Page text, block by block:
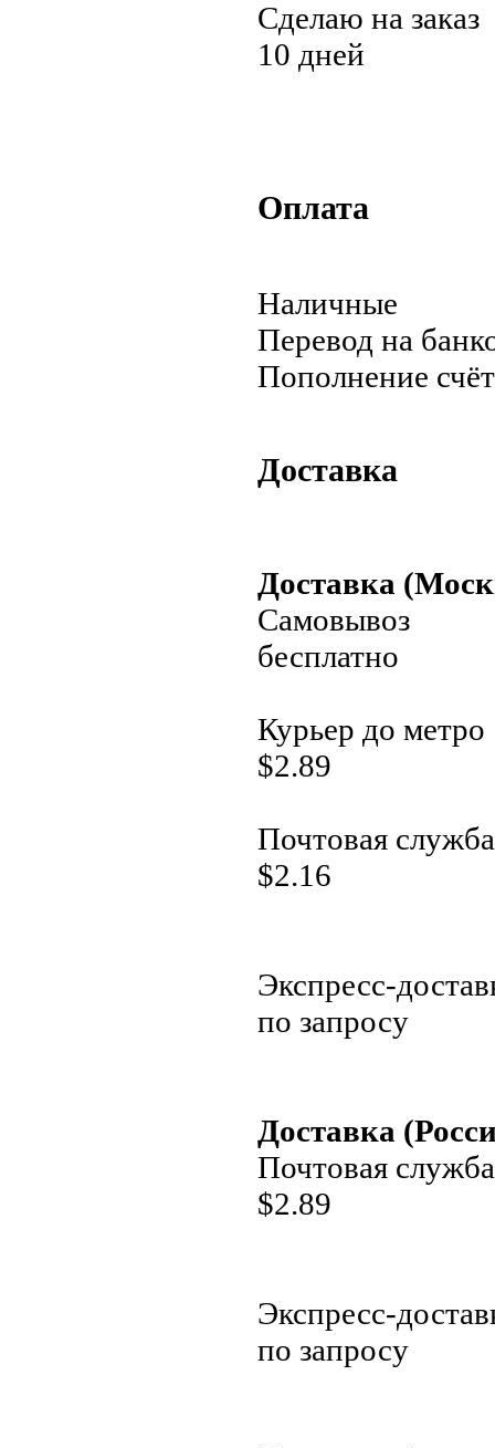
Сделаю на заказ
10 дней
Оплата
Наличные
Перевод на
Пополнение
Доставка
Доставка
Самовывоз
бесплатно
Курьер до метро
$2.89
Почтовая служба
$2.16
Экспресс-
по запросу
Доставка
Почтовая служба
$2.89
Экспресс-
по запросу